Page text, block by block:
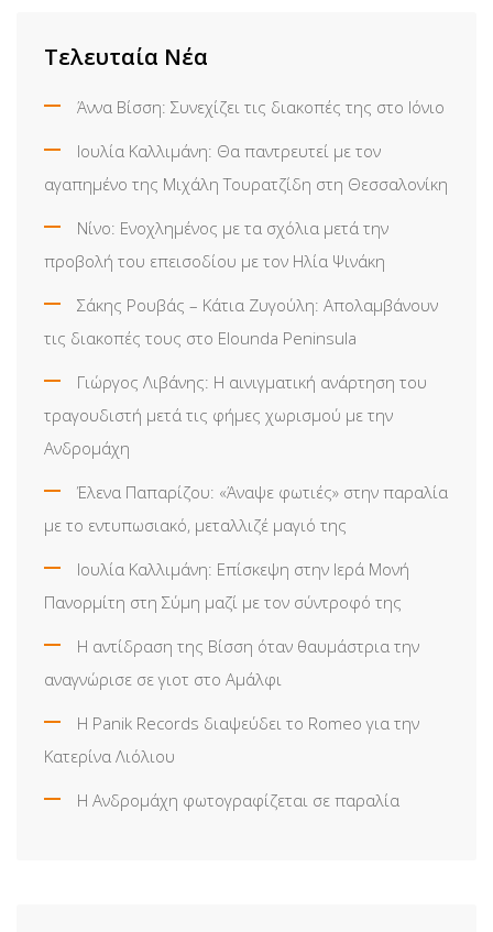
Τελευταία Νέα
Άννα Βίσση: Συνεχίζει τις διακοπές της στο Ιόνιο
Ιουλία Καλλιμάνη: Θα παντρευτεί με τον
αγαπημένο της Μιχάλη Τουρατζίδη στη Θεσσαλονίκη
Νίνο: Ενοχλημένος με τα σχόλια μετά την
προβολή του επεισοδίου με τον Ηλία Ψινάκη
Σάκης Ρουβάς – Κάτια Ζυγούλη: Απολαμβάνουν
τις διακοπές τους στο Elounda Peninsula
Γιώργος Λιβάνης: Η αινιγματική ανάρτηση του
τραγουδιστή μετά τις φήμες χωρισμού με την
Ανδρομάχη
Έλενα Παπαρίζου: «Άναψε φωτιές» στην παραλία
με το εντυπωσιακό, μεταλλιζέ μαγιό της
Ιουλία Καλλιμάνη: Επίσκεψη στην Ιερά Μονή
Πανορμίτη στη Σύμη μαζί με τον σύντροφό της
Η αντίδραση της Βίσση όταν θαυμάστρια την
αναγνώρισε σε γιοτ στο Αμάλφι
Η Panik Records διαψεύδει το Romeo για την
Κατερίνα Λιόλιου
Η Ανδρομάχη φωτογραφίζεται σε παραλία